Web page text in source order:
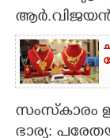
ആർ.വിജയൻ
സംസ്കാരം
ഭാര്യ: